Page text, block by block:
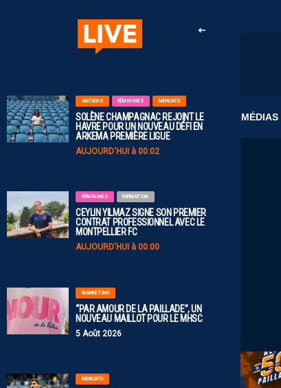
CLUB MÉDIAS
ANCIENS FÉMININES MERCATO
SOLÈNE CHAMPAGNAC REJOINT LE
HAVRE POUR UN NOUVEAU DÉFI EN
ARKEMA PREMIÈRE LIGUE
AUJOURD'HUI à 00:02
FÉMININES FORMATION
CEYLIN YILMAZ SIGNE SON PREMIER
CONTRAT PROFESSIONNEL AVEC LE
MONTPELLIER FC
AUJOURD'HUI à 00:00
MARKETING
“PAR AMOUR DE LA PAILLADE”, UN
NOUVEAU MAILLOT POUR LE MHSC
5 Août 2026
MERCATO